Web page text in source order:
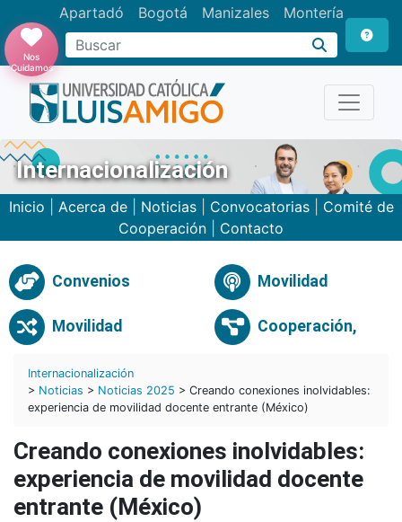
Apartadó Bogotá Manizales Montería
Buscar
Nos
Cuidamos
Internacionalización
Inicio Acerca de| Noticias| Convocatorias| Comité de
Cooperación
Contacto
Convenios Movilidad
Movilidad Cooperación,
Internacionalización
> Noticias > Noticias 2025 > Creando conexiones inolvidables:
experiencia de movilidad docente entrante (México)
Creando conexiones inolvidables:
experiencia de movilidad docente
entrante (México)